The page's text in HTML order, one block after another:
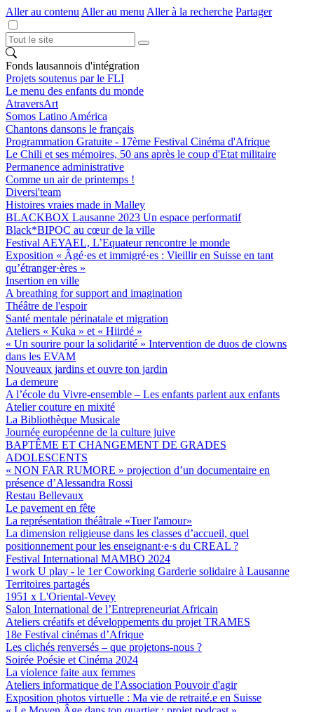
Aller au contenu Aller au menu Aller à la recherche Partager
Fonds lausannois d'intégration
Projets soutenus par le FLI
Le menu des enfants du monde
AtraversArt
Somos Latino América
Chantons dansons le français
Programmation Gratuite - 17ème Festival Cinéma d'Afrique
Le Chili et ses mémoires, 50 ans après le coup d'Etat militaire
Permanence administrative
Comme un air de printemps !
Diversi'team
Histoires vraies made in Malley
BLACKBOX Lausanne 2023 Un espace performatif
Black*BIPOC au cœur de la ville
Festival AEYAEL, L’Equateur rencontre le monde
Exposition « Âgé·es et immigré·es : Vieillir en Suisse en tant
qu’étranger·ères »
Insertion en ville
A breathing for support and imagination
Théâtre de l'espoir
Santé mentale périnatale et migration
Ateliers « Kuka » et « Hiirdé »
« Un sourire pour la solidarité » Intervention de duos de clowns
dans les EVAM
Nouveaux jardins et ouvre ton jardin
La demeure
A l’école du Vivre-ensemble – Les enfants parlent aux enfants
Atelier couture en mixité
La Bibliothèque Musicale
Journée européenne de la culture juive
BAPTÊME ET CHANGEMENT DE GRADES
ADOLESCENTS
« NON FAR RUMORE » projection d’un documentaire en
présence d’Alessandra Rossi
Restau Bellevaux
Le pavement en fête
La représentation théâtrale «Tuer l'amour»
La dimension religieuse dans les classes d’accueil, quel
positionnement pour les enseignant·e·s du CREAL ?
Festival International MAMBO 2024
I work U play - le 1er Coworking Garderie solidaire à Lausanne
Territoires partagés
1951 x L'Oriental-Vevey
Salon International de l’Entrepreneuriat Africain
Ateliers créatifs et développements du projet TRAMES
18e Festival cinémas d’Afrique
Les clichés renversés – que projetons-nous ?
Soirée Poésie et Cinéma 2024
La violence faite aux femmes
Ateliers informatique de l'Association Pouvoir d'agir
Exposition photos virtuelle : Ma vie de retraité.e en Suisse